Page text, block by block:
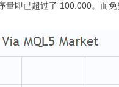
即已超过了 100.000。而